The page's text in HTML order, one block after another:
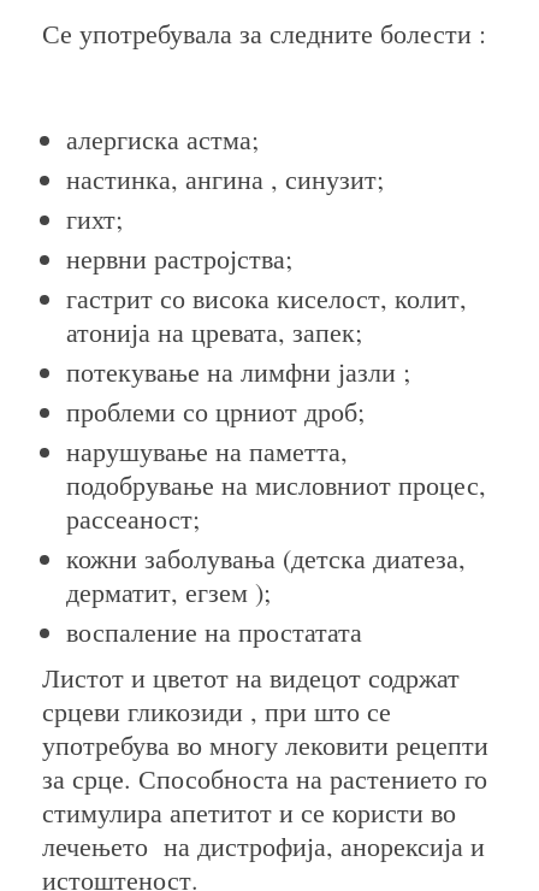
Се употребувала за следните болести :
алергиска астма;
настинка, ангина , синузит;
гихт;
нервни растројства;
гастрит со висока киселост, колит,
атонија на цревата, запек;
потекување на лимфни јазли ;
проблеми со црниот дроб;
нарушување на паметта,
подобрување на мисловниот процес,
рассеаност;
кожни заболувања (детска диатеза,
дерматит, егзем );
воспаление на простатата
Листот и цветот на видецот содржат
срцеви гликозиди , при што се
употребува во многу лековити рецепти
за срце. Способноста на растението го
стимулира апетитот и се користи во
лечењето на дистрофија, анорексија и
истоштеност.